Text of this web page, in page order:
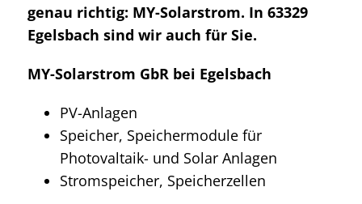
genau richtig: MY-Solarstrom. In 63329
Egelsbach sind wir auch für Sie.
MY-Solarstrom GbR bei Egelsbach
PV-Anlagen
Speicher, Speichermodule für
Photovaltaik- und Solar Anlagen
Stromspeicher, Speicherzellen